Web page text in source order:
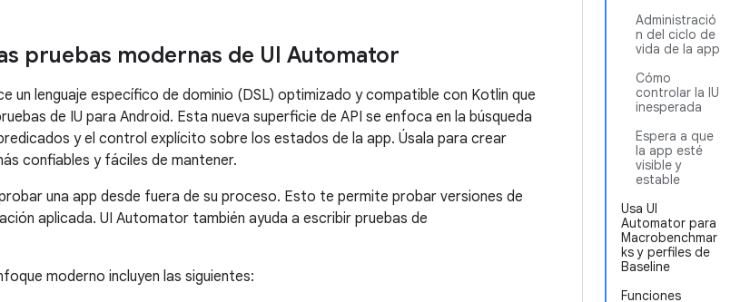
Administració
n del ciclo de
vida de la app
Cómo
controlar la IU
inesperada
Espera a que
la app esté
visible y
estable
Usa UI
Automator para
Macrobenchmar
ks y perfiles de
Baseline
Funciones
pruebas modernas de UI Automator
un lenguaje específico de dominio (DSL) optimizado y compatible con Kotlin que
de IU para Android. Esta nueva superficie de API se enfoca en la búsqueda
y el control explícito sobre los estados de la app. Úsala para crear
confiables y fáciles de mantener.
una app desde fuera de su proceso. Esto te permite probar versiones de
aplicada. UI Automator también ayuda a escribir pruebas de
moderno incluyen las siguientes: